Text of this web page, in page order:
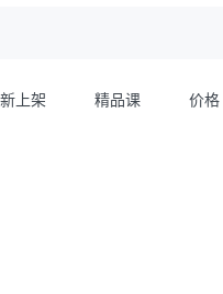
上架 精品课 价格